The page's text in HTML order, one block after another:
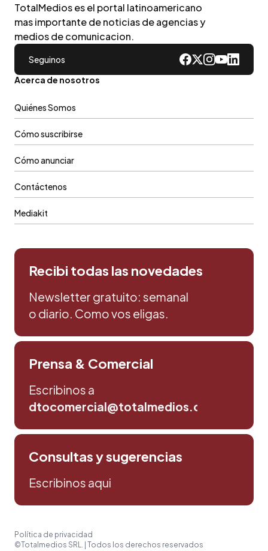
TotalMedios es el portal latinoamericano
mas importante de noticias de agencias y
medios de comunicacion.
Seguinos
Acerca de nosotros
Quiénes Somos
Cómo suscribirse
Cómo anunciar
Contáctenos
Mediakit
Recibi todas las novedades
Newsletter gratuito: semanal
o diario. Como vos eligas.
Prensa & Comercial
Escribinos a
dtocomercial@totalmedios.com
Consultas y sugerencias
Escribinos aqui
Política de privacidad
©Totalmedios SRL. | Todos los derechos reservados